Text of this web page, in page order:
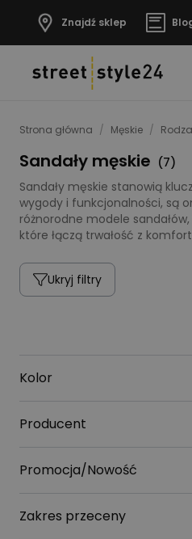
Znajdź sklep
Strona główna / Męskie /
Sandały męskie (7)
Sandały męskie stanowią
wygody i funkcjonalności, są
różnorodne modele
które łączą trwałość z
Ukryj filtry
Kolor
Producent
Promocja/Nowość
Zakres przeceny